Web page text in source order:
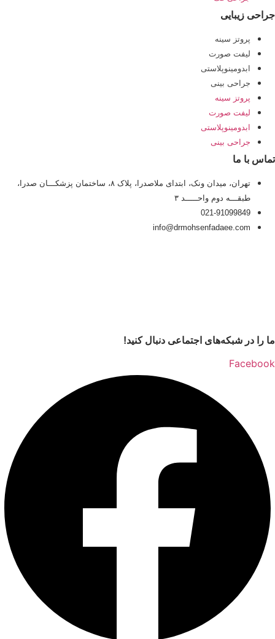
جراحی زیبایی
پروتز سینه
لیفت صورت
ابدومینوپلاستی
جراحی بینی
پروتز سینه
لیفت صورت
ابدومینوپلاستی
جراحی بینی
تماس با ما
تهران، میدان ونک، ابتدای ملاصدرا، پلاک ۸، ساختمان پزشکـــان صدرا،
طبقـــه دوم واحـــــد ۳
021-91099849
info@drmohsenfadaee.com
ما را در شبکه‌های اجتماعی دنبال کنید!
Facebook